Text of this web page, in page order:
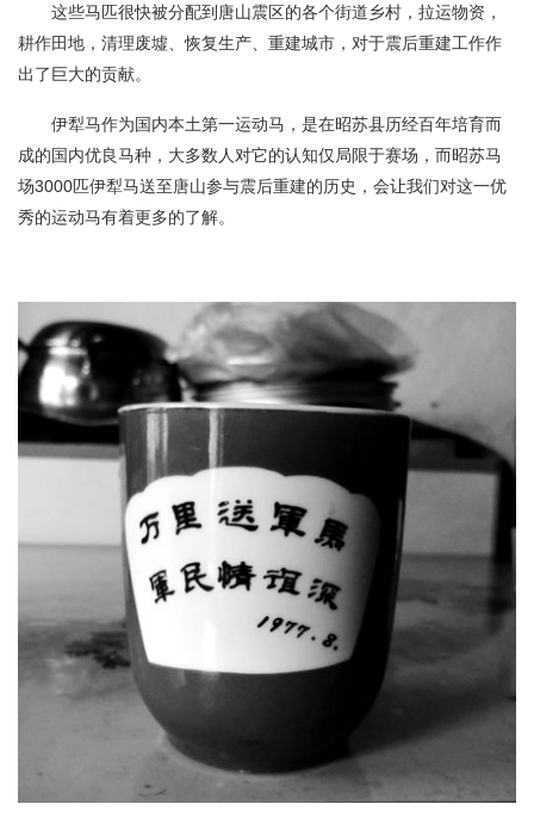
这些马匹很快被分配到唐山震区的各个街道乡村，拉运物资，
耕作田地，清理废墟、恢复生产、重建城市，对于震后重建工作作
出了巨大的贡献。
伊犁马作为国内本土第一运动马，是在昭苏县历经百年培育而
成的国内优良马种，大多数人对它的认知仅局限于赛场，而昭苏马
场3000匹伊犁马送至唐山参与震后重建的历史，会让我们对这一优
秀的运动马有着更多的了解。